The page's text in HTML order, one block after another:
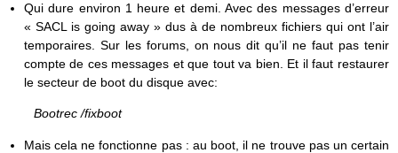
Qui dure environ 1 heure et demi. Avec des messages d’erreur
« SACL is going away » dus à de nombreux fichiers qui ont l’air
temporaires. Sur les forums, on nous dit qu’il ne faut pas tenir
compte de ces messages et que tout va bien. Et il faut restaurer
le secteur de boot du disque avec:
Bootrec /fixboot
Mais cela ne fonctionne pas : au boot, il ne trouve pas un certain